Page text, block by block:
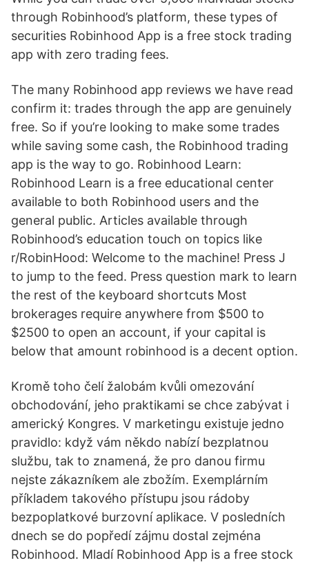
through Robinhood’s platform, these types of
securities Robinhood App is a free stock trading
app with zero trading fees.
The many Robinhood app reviews we have read
confirm it: trades through the app are genuinely
free. So if you’re looking to make some trades
while saving some cash, the Robinhood trading
app is the way to go. Robinhood Learn:
Robinhood Learn is a free educational center
available to both Robinhood users and the
general public. Articles available through
Robinhood’s education touch on topics like
r/RobinHood: Welcome to the machine! Press J
to jump to the feed. Press question mark to learn
the rest of the keyboard shortcuts Most
brokerages require anywhere from $500 to
$2500 to open an account, if your capital is
below that amount robinhood is a decent option.
Kromě toho čelí žalobám kvůli omezování
obchodování, jeho praktikami se chce zabývat i
americký Kongres. V marketingu existuje jedno
pravidlo: když vám někdo nabízí bezplatnou
službu, tak to znamená, že pro danou firmu
nejste zákazníkem ale zbožím. Exemplárním
příkladem takového přístupu jsou rádoby
bezpoplatkové burzovní aplikace. V posledních
dnech se do popředí zájmu dostal zejména
Robinhood. Mladí Robinhood App is a free stock